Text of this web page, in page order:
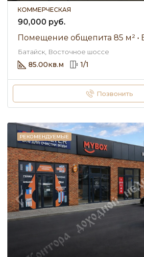
КОММЕРЧЕСКАЯ
90,000 руб.
Батайск, Восточное шоссе
85.00кв.м 1/1
Позвонить
РЕКОМЕНДУЕМЫЕ